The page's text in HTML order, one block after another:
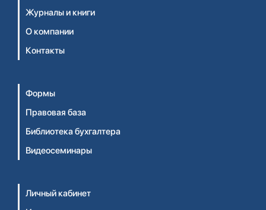
Журналы и книги
О компании
Контакты
Формы
Правовая база
Библиотека бухгалтера
Видеосеминары
Личный кабинет